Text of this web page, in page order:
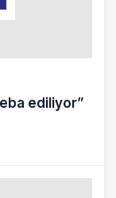
ediliyor”